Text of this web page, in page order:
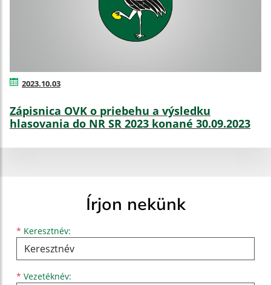
2023.10.03
Zápisnica OVK o priebehu a výsledku
hlasovania do NR SR 2023 konané 30.09.2023
Írjon nekünk
* Keresztnév:
Keresztnév
* Vezetéknév:
Vezetéknév
E-mail cím